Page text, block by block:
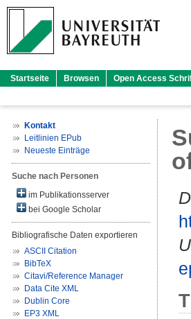
Startseite Browsen Open Access
Kontakt
Leitlinien EPub
Neueste Einträge
Suche nach Personen
im Publikationsserver
bei Google Scholar
Bibliografische Daten exportieren
ASCII Citation
BibTeX
Citavi/Reference Manager
Data Cite XML
Dublin Core
EP3 XML